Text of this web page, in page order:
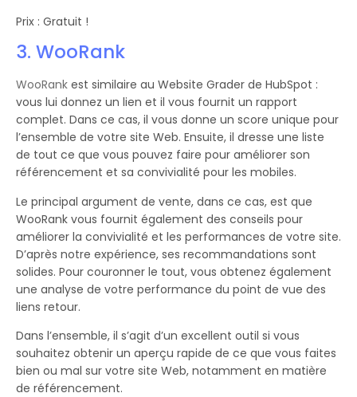
Prix : Gratuit !
3. WooRank
WooRank est similaire au Website Grader de HubSpot :
vous lui donnez un lien et il vous fournit un rapport
complet. Dans ce cas, il vous donne un score unique pour
l’ensemble de votre site Web. Ensuite, il dresse une liste
de tout ce que vous pouvez faire pour améliorer son
référencement et sa convivialité pour les mobiles.
Le principal argument de vente, dans ce cas, est que
WooRank vous fournit également des conseils pour
améliorer la convivialité et les performances de votre site.
D’après notre expérience, ses recommandations sont
solides. Pour couronner le tout, vous obtenez également
une analyse de votre performance du point de vue des
liens retour.
Dans l’ensemble, il s’agit d’un excellent outil si vous
souhaitez obtenir un aperçu rapide de ce que vous faites
bien ou mal sur votre site Web, notamment en matière
de référencement.